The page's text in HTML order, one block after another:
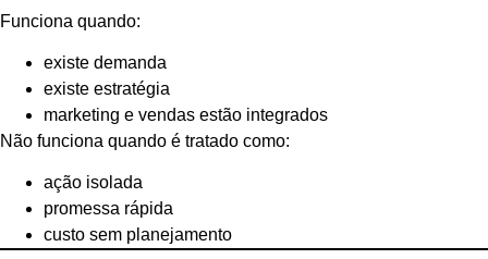
Funciona quando:
existe demanda
existe estratégia
marketing e vendas estão integrados
Não funciona quando é tratado como:
ação isolada
promessa rápida
custo sem planejamento